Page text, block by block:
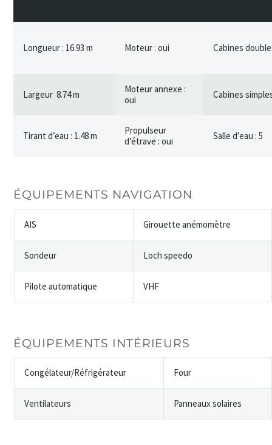
Longueur : 16.93 m Moteur : oui Cabines
Largeur 8.74 m
Moteur annexe :
oui
Cabines
Tirant d’eau : 1.48 m
Propulseur
d’étrave : oui
Salle d’eau : 5
ÉQUIPEMENTS NAVIGATION
AIS Girouette anémomètre
Sondeur Loch speedo
Pilote automatique VHF
ÉQUIPEMENTS INTÉRIEURS
Congélateur/Réfrigérateur Four
Ventilateurs Panneaux solaires